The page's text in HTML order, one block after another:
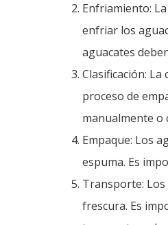
Enfriamiento:
enfriar los
aguacates
Clasificación:
proceso de
manualmente o
Empaque: Los
espuma. Es
Transporte:
frescura. Es